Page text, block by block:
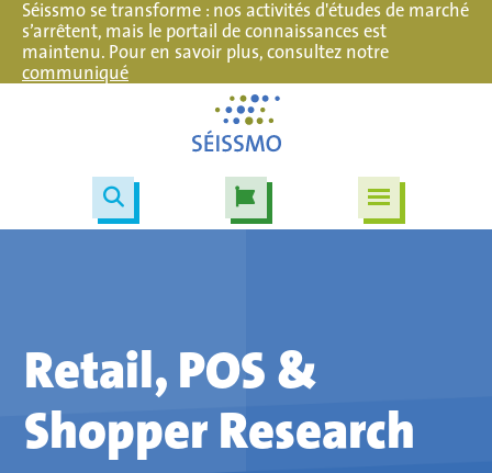
Séissmo se transforme : nos activités d'études de marché
s’arrêtent, mais le portail de connaissances est
maintenu. Pour en savoir plus, consultez notre
communiqué
Retail, POS &
Shopper Research